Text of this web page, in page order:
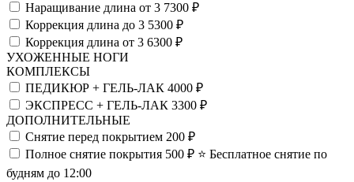
Наращивание длина от 3 7300 ₽
Коррекция длина до 3 5300 ₽
Коррекция длина от 3 6300 ₽
УХОЖЕННЫЕ НОГИ
КОМПЛЕКСЫ
ПЕДИКЮР + ГЕЛЬ-ЛАК 4000 ₽
ЭКСПРЕСС + ГЕЛЬ-ЛАК 3300 ₽
ДОПОЛНИТЕЛЬНЫЕ
Снятие перед покрытием 200 ₽
Полное снятие покрытия 500 ₽ ⭐️ Бесплатное снятие по
будням до 12:00